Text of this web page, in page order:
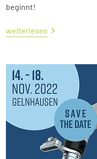
beginnt!
weiterlesen